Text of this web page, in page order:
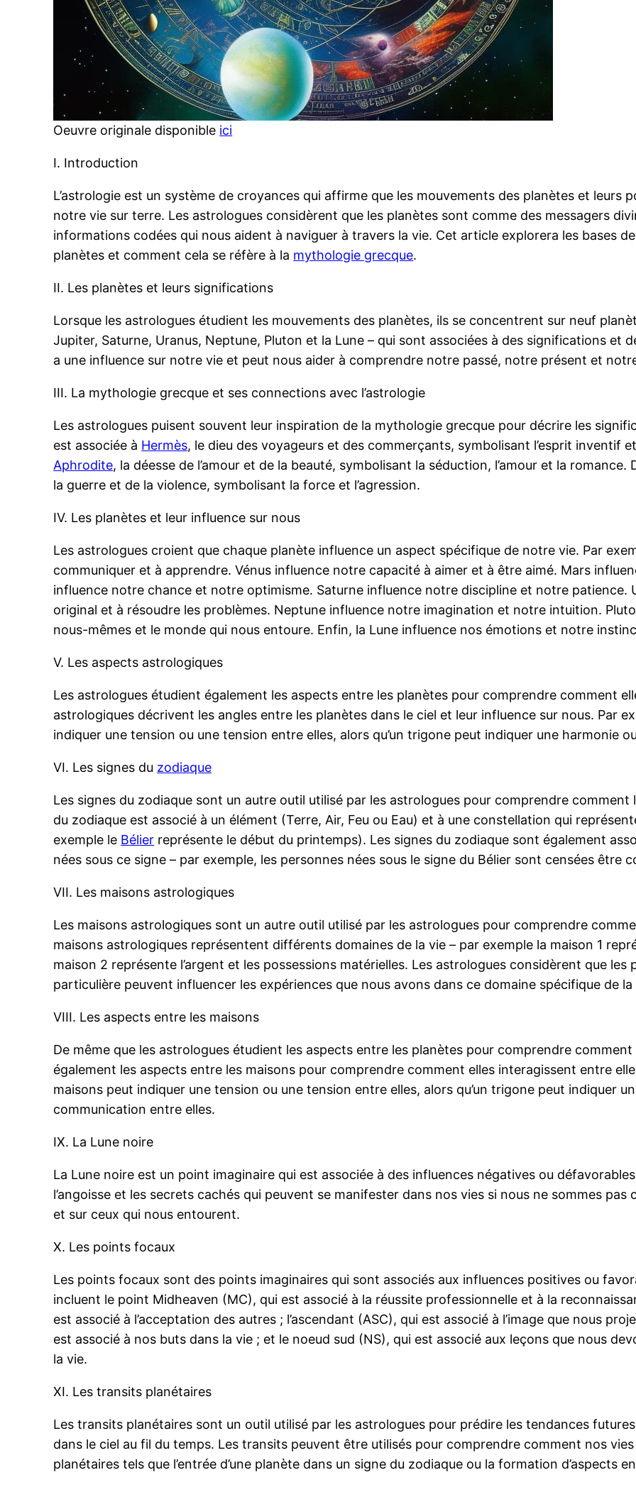
Oeuvre originale disponible ici
I. Introduction
L’astrologie est un système de croyances qui affirme que les mouvements des planètes et leurs
notre vie sur terre. Les astrologues considèrent que les planètes sont comme des messagers
informations codées qui nous aident à naviguer à travers la vie. Cet article explorera les bases
planètes et comment cela se réfère à la mythologie grecque.
II. Les planètes et leurs significations
Lorsque les astrologues étudient les mouvements des planètes, ils se concentrent sur neuf
Jupiter, Saturne, Uranus, Neptune, Pluton et la Lune – qui sont associées à des significations et
a une influence sur notre vie et peut nous aider à comprendre notre passé, notre présent et
III. La mythologie grecque et ses connections avec l’astrologie
Les astrologues puisent souvent leur inspiration de la mythologie grecque pour décrire les
est associée à Hermès, le dieu des voyageurs et des commerçants, symbolisant l’esprit inventif
Aphrodite, la déesse de l’amour et de la beauté, symbolisant la séduction, l’amour et la
la guerre et de la violence, symbolisant la force et l’agression.
IV. Les planètes et leur influence sur nous
Les astrologues croient que chaque planète influence un aspect spécifique de notre vie. Par
communiquer et à apprendre. Vénus influence notre capacité à aimer et à être aimé. Mars
influence notre chance et notre optimisme. Saturne influence notre discipline et notre patience.
original et à résoudre les problèmes. Neptune influence notre imagination et notre intuition.
nous-mêmes et le monde qui nous entoure. Enfin, la Lune influence nos émotions et notre
V. Les aspects astrologiques
Les astrologues étudient également les aspects entre les planètes pour comprendre comment
astrologiques décrivent les angles entre les planètes dans le ciel et leur influence sur nous. Par
indiquer une tension ou une tension entre elles, alors qu’un trigone peut indiquer une harmonie
VI. Les signes du zodiaque
Les signes du zodiaque sont un autre outil utilisé par les astrologues pour comprendre
du zodiaque est associé à un élément (Terre, Air, Feu ou Eau) et à une constellation qui
exemple le Bélier représente le début du printemps). Les signes du zodiaque sont également
nées sous ce signe – par exemple, les personnes nées sous le signe du Bélier sont censées être
VII. Les maisons astrologiques
Les maisons astrologiques sont un autre outil utilisé par les astrologues pour comprendre
maisons astrologiques représentent différents domaines de la vie – par exemple la maison 1
maison 2 représente l’argent et les possessions matérielles. Les astrologues considèrent que
particulière peuvent influencer les expériences que nous avons dans ce domaine spécifique de la
VIII. Les aspects entre les maisons
De même que les astrologues étudient les aspects entre les planètes pour comprendre
également les aspects entre les maisons pour comprendre comment elles interagissent entre
maisons peut indiquer une tension ou une tension entre elles, alors qu’un trigone peut indiquer
communication entre elles.
IX. La Lune noire
La Lune noire est un point imaginaire qui est associée à des influences négatives ou
l’angoisse et les secrets cachés qui peuvent se manifester dans nos vies si nous ne sommes
et sur ceux qui nous entourent.
X. Les points focaux
Les points focaux sont des points imaginaires qui sont associés aux influences positives ou
incluent le point Midheaven (MC), qui est associé à la réussite professionnelle et à la
est associé à l’acceptation des autres ; l’ascendant (ASC), qui est associé à l’image que nous
est associé à nos buts dans la vie ; et le noeud sud (NS), qui est associé aux leçons que nous
la vie.
XI. Les transits planétaires
Les transits planétaires sont un outil utilisé par les astrologues pour prédire les tendances
dans le ciel au fil du temps. Les transits peuvent être utilisés pour comprendre comment nos
planétaires tels que l’entrée d’une planète dans un signe du zodiaque ou la formation d’aspects